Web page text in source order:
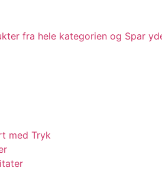
fra hele kategorien og Spar
med Tryk